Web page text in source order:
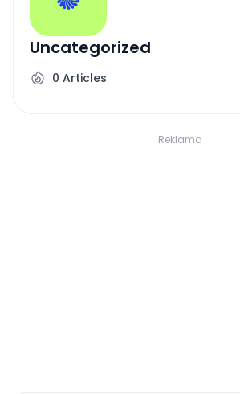
Uncategorized
0 Articles
Reklama